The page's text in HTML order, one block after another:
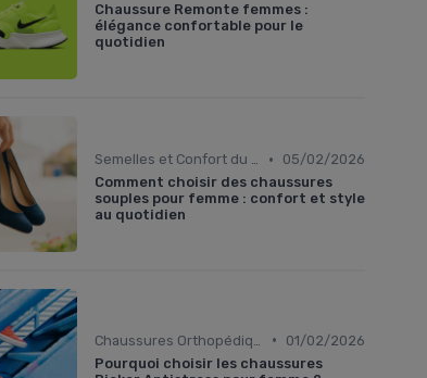
Chaussure Remonte femmes :
élégance confortable pour le
quotidien
Semelles et Confort du Pied •
05/02/2026
Comment choisir des chaussures
souples pour femme : confort et style
au quotidien
•
01/02/2026
Pourquoi choisir les chaussures